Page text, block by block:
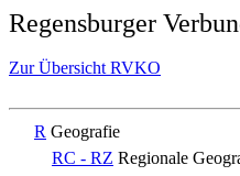
Regensburger
Zur Übersicht RVKO
R Geografie
RC - RZ Regionale